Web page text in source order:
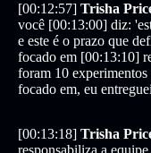
[00:12:57] Trisha
você [00:13:00] diz:
e este é o prazo que
focado em [00:13:10]
foram 10
focado em, eu
[00:13:18] Trisha